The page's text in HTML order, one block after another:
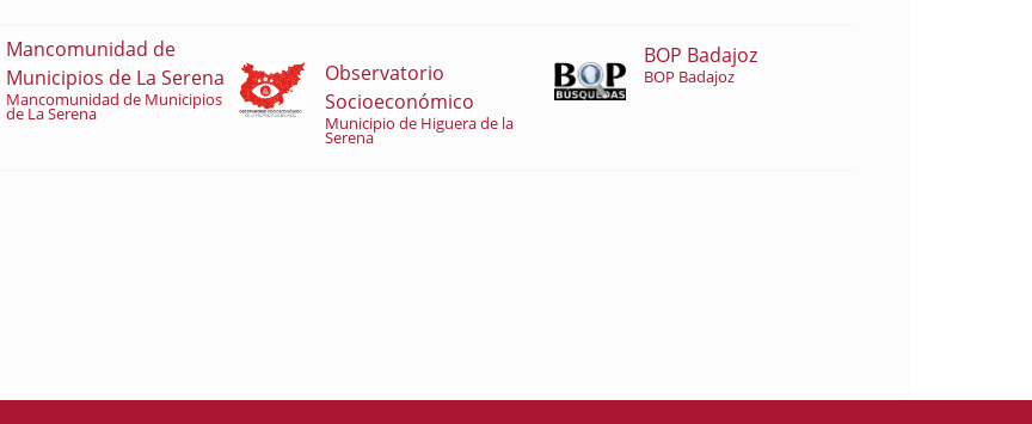
Mancomunidad de
Municipios de La Serena
Mancomunidad de Municipios
de La Serena
Observatorio
Socioeconómico
Municipio de Higuera de la
Serena
BOP Badajoz
BOP Badajoz